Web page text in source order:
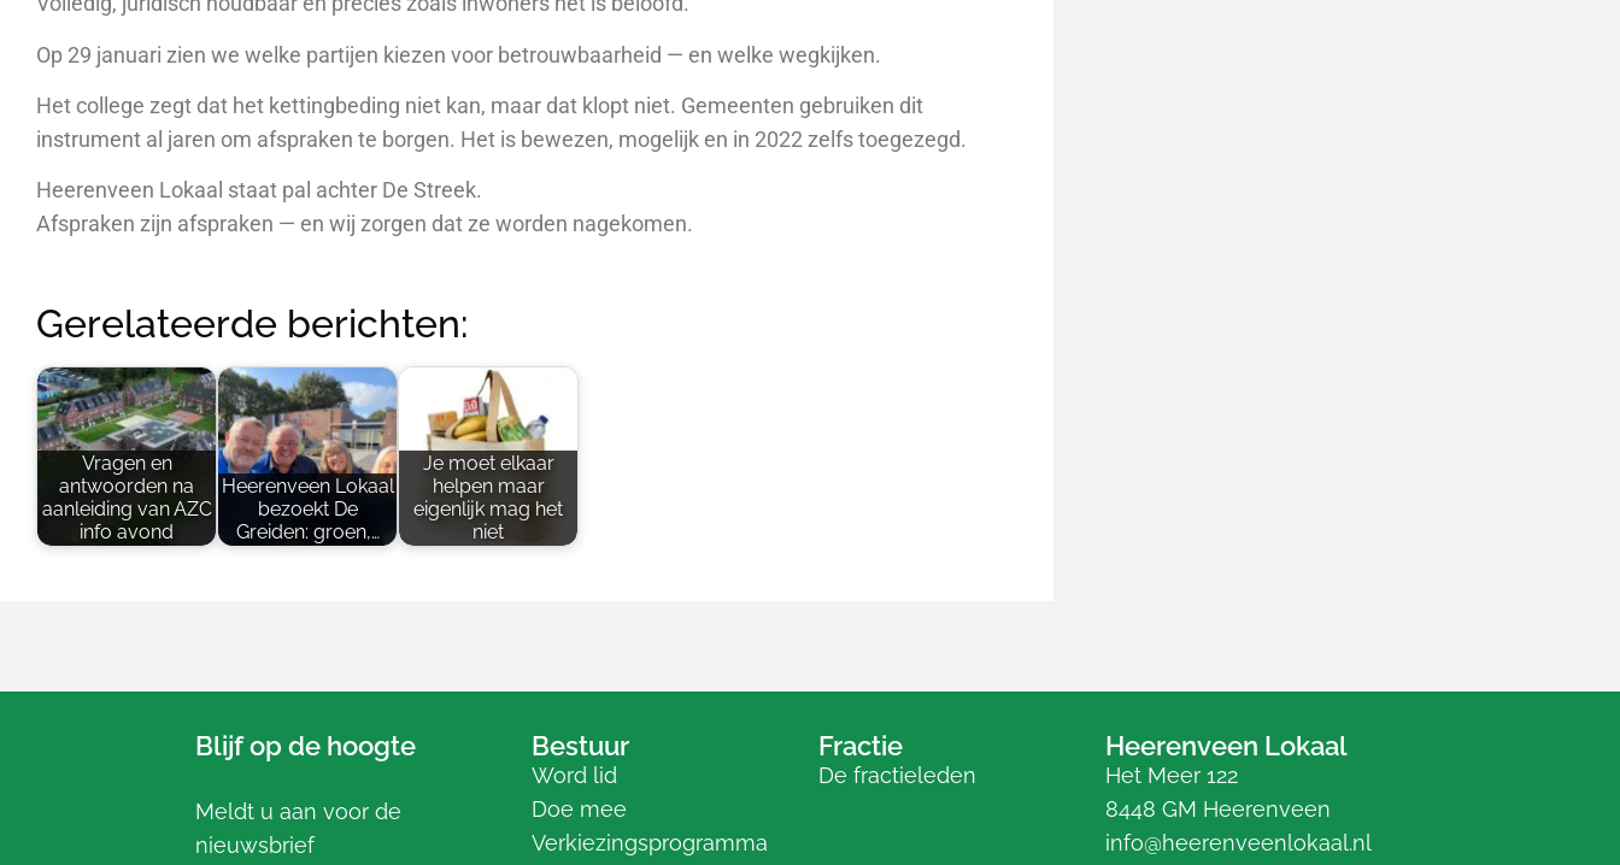
Op 29 januari zien we welke partijen kiezen voor betrouwbaarheid — en welke wegkijken.
Het college zegt dat het kettingbeding niet kan, maar dat klopt niet. Gemeenten gebruiken dit
instrument al jaren om afspraken te borgen. Het is bewezen, mogelijk en in 2022 zelfs toegezegd.
Heerenveen Lokaal staat pal achter De Streek.
Afspraken zijn afspraken — en wij zorgen dat ze worden nagekomen.
Gerelateerde berichten:
Vragen en
antwoorden na
aanleiding van AZC
info avond
Heerenveen Lokaal
bezoekt De
Greiden: groen,…
Je moet elkaar
helpen maar
eigenlijk mag het
niet
Blijf op de hoogte
Meldt u aan voor de
nieuwsbrief
Bestuur
Word lid
Doe mee
Verkiezingsprogramma
Fractie
De fractieleden
Heerenveen Lokaal
Het Meer 122
8448 GM Heerenveen
info@heerenveenlokaal.nl